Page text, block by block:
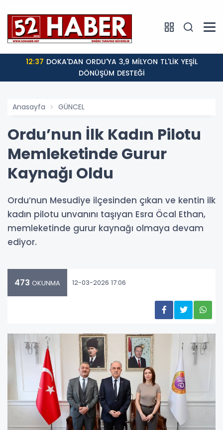
12:37
DÖNÜŞÜM DESTEĞİ
Anasayfa GÜNCEL
Ordu’nun İlk Kadın Pilotu
Memleketinde Gurur
Kaynağı Oldu
Ordu’nun Mesudiye ilçesinden çıkan ve kentin ilk
kadın pilotu unvanını taşıyan Esra Öcal Ethan,
memleketinde gurur kaynağı olmaya devam
ediyor.
473 OKUNMA 12-03-2026 17:06